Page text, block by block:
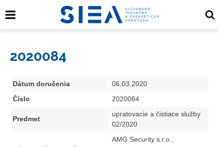
2020084
Dátum doručenia
06.03.2020
Číslo
2020084
Predmet
upratovacie a čistiace služby
02/2020
AMG Security s.r.o.,